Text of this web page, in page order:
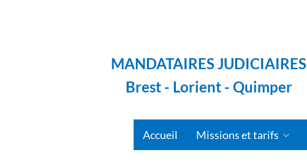
MANDATAIRES JUDICIAIRES
Brest - Lorient - Quimper
Accueil Missions et tarifs